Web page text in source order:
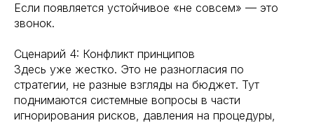
Если появляется устойчивое «не совсем» — это
звонок.
Сценарий 4: Конфликт принципов
Здесь уже жестко. Это не разногласия по
стратегии, не разные взгляды на бюджет. Тут
поднимаются системные вопросы в части
игнорирования рисков, давления на процедуры,